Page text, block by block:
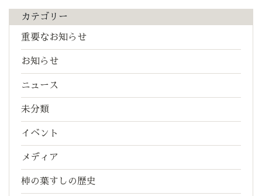
カテゴリー
重要なお知らせ
お知らせ
ニュース
未分類
イベント
メディア
柿の葉すしの歴史